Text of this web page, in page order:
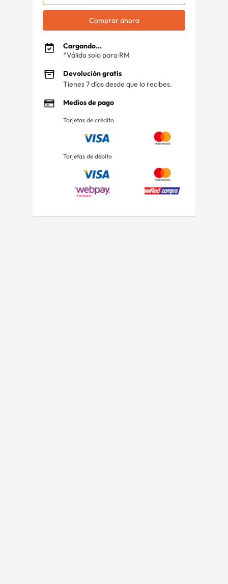
Comprar ahora
Cargando...
*Válido solo para RM
Devolución gratis
Tienes 7 días desde que lo recibes.
Medios de pago
Tarjetas de crédito
Tarjetas de débito